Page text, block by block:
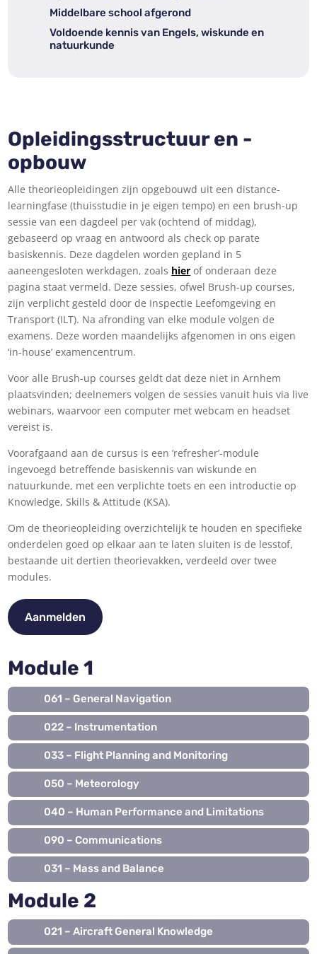
Middelbare school afgerond
Voldoende kennis van Engels, wiskunde en
natuurkunde
Opleidingsstructuur en -
opbouw
Alle theorieopleidingen zijn opgebouwd uit een distance-
learningfase (thuisstudie in je eigen tempo) en een brush-up
sessie van een dagdeel per vak (ochtend of middag),
gebaseerd op vraag en antwoord als check op parate
basiskennis. Deze dagdelen worden gepland in 5
aaneengesloten werkdagen, zoals hier of onderaan deze
pagina staat vermeld. Deze sessies, ofwel Brush-up courses,
zijn verplicht gesteld door de Inspectie Leefomgeving en
Transport (ILT). Na afronding van elke module volgen de
examens. Deze worden maandelijks afgenomen in ons eigen
‘in-house’ examencentrum.
Voor alle Brush-up courses geldt dat deze niet in Arnhem
plaatsvinden; deelnemers volgen de sessies vanuit huis via live
webinars, waarvoor een computer met webcam en headset
vereist is.
Voorafgaand aan de cursus is een ‘refresher’-module
ingevoegd betreffende basiskennis van wiskunde en
natuurkunde, met een verplichte toets en een introductie op
Knowledge, Skills & Attitude (KSA).
Om de theorieopleiding overzichtelijk te houden en specifieke
onderdelen goed op elkaar aan te laten sluiten is de lesstof,
bestaande uit dertien theorievakken, verdeeld over twee
modules.
Aanmelden
Module 1
061 – General Navigation
022 – Instrumentation
033 – Flight Planning and Monitoring
050 – Meteorology
040 – Human Performance and Limitations
090 – Communications
031 – Mass and Balance
Module 2
021 – Aircraft General Knowledge